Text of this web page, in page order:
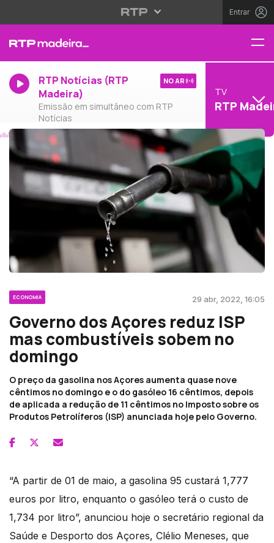
Entrar
RTP Notícias (RTP
Madeira)
Emissão em simultâneo com RTP
Notícias
NO AR
TV
RTP
ECONOMIA 29 abr, 2022, 16:05
Governo dos Açores reduz ISP
mas combustíveis sobem no
domingo
O preço da gasolina nos Açores aumenta quase nove
cêntimos no domingo e o do gasóleo 16 cêntimos, depois
de aplicada a redução de 11 cêntimos no Imposto sobre os
Produtos Petrolíferos (ISP) anunciada hoje pelo Governo.
“A partir de 01 de maio, a gasolina 95 custará 1,777
euros por litro, enquanto o gasóleo terá o custo de
1,734 por litro”, anunciou hoje o secretário regional da
Saúde e Desporto dos Açores, Clélio Meneses, que